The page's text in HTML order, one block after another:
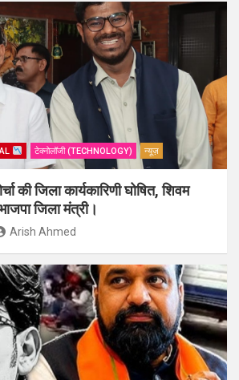
टेक्नोलॉजी (TECHNOLOGY) न्यूज़
की जिला कार्यकारिणी घोषित, शिवम
जिला मंत्री।
Arish Ahmed